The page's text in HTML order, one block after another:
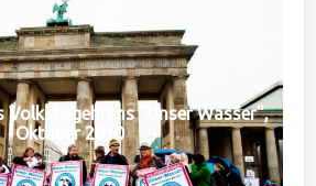
"Unser Wasser",
Oktober 2010